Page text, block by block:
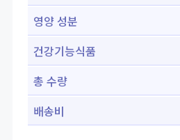
영양 성분
건강기능식품
총 수량
배송비